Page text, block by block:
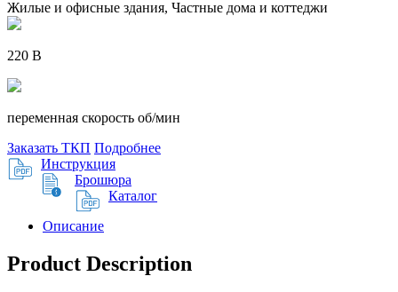
Жилые и офисные здания, Частные дома и коттеджи
220 В
переменная скорость об/мин
Заказать ТКП Подробнее
Инструкция
Брошюра
Каталог
Описание
Product Description